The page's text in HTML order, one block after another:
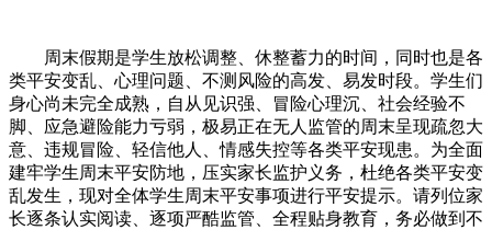
周末假期是学生放松调整、休整蓄力的时间，同时也是各
类平安变乱、心理问题、不测风险的高发、易发时段。学生们
身心尚未完全成熟，自从见识强、冒险心理沉、社会经验不
脚、应急避险能力亏弱，极易正在无人监管的周末呈现疏忽大
意、违规冒险、轻信他人、情感失控等各类平安现患。为全面
建牢学生周末平安防地，压实家长监护义务，杜绝各类平安变
乱发生，现对全体学生周末平安事项进行平安提示。请列位家
长逐条认实阅读、逐项严酷监管、全程贴身教育，务必做到不